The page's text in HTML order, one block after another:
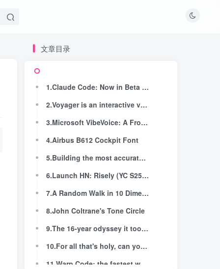
文章目录
1.Claude Code: Now in Beta in Zed
2.Voyager is an interactive video generation model with realtime 3D reconstruction
3.Microsoft VibeVoice: A Frontier Open-Source Text-to-Speech Model
4.Airbus B612 Cockpit Font
5.Building the most accurate DIY CNC lathe in the world
6.Launch HN: Risely (YC S25) – AI Agents for Universities
7.A Random Walk in 10 Dimensions (2021)
8.John Coltrane's Tone Circle
9.The 16-year odyssey it took to emulate the Pioneer LaserActive
10.For all that's holy, can you just leverage the Web, please?
文章目录
1.Claude Code: Now in Beta in Zed
2.Voyager is an interactive video generation model with realtime 3D reconstruction
3.Microsoft VibeVoice: A Frontier Open-Source Text-to-Speech Model
4.Airbus B612 Cockpit Font
5.Building the most accurate DIY CNC lathe in the world
6.Launch HN: Risely (YC S25) – AI Agents for Universities
7.A Random Walk in 10 Dimensions (2021)
8.John Coltrane's Tone Circle
9.The 16-year odyssey it took to emulate the Pioneer LaserActive
10.For all that's holy, can you just leverage the Web, please?